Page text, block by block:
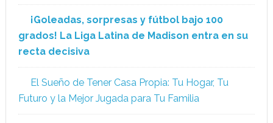
¡Goleadas, sorpresas y fútbol bajo 100
grados! La Liga Latina de Madison entra en su
recta decisiva
El Sueño de Tener Casa Propia: Tu Hogar, Tu
Futuro y la Mejor Jugada para Tu Familia